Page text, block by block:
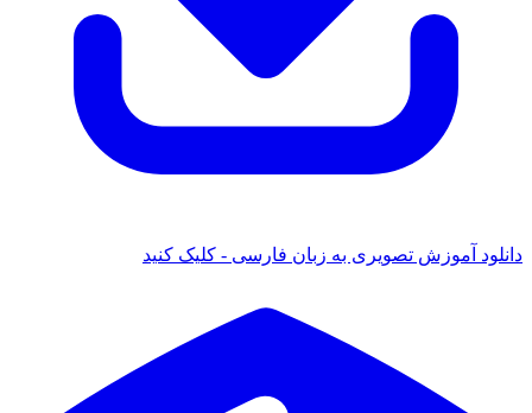
آموزش تصویری به زبان فارسی - کلیک کنید